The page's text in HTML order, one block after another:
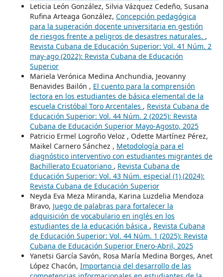
Leticia León González, Silvia Vázquez Cedeño, Susana
Rufina Arteaga González, Concepción pedagógica
para la superación docente universitaria en gestión
de riesgos frente a peligros de desastres naturales. ,
Revista Cubana de Educación Superior: Vol. 41 Núm. 2
may-ago (2022): Revista Cubana de Educación
Superior
Mariela Verónica Medina Anchundia, Jeovanny
Benavides Bailón , El cuento para la comprensión
lectora en los estudiantes de básica elemental de la
escuela Cristóbal Toro Arcentales , Revista Cubana de
Educación Superior: Vol. 44 Núm. 2 (2025): Revista
Cubana de Educación Superior Mayo-Agosto, 2025
Patricio Ermel Logroño Veloz , Odette Martínez Pérez,
Maikel Carnero Sánchez , Metodología para el
diagnóstico interventivo con estudiantes migrantes de
Bachillerato Ecuatoriano , Revista Cubana de
Educación Superior: Vol. 43 Núm. especial (1) (2024):
Revista Cubana de Educación Superior
Neyda Eva Meza Miranda, Karina Luzdelia Mendoza
Bravo, Juego de palabras para fortalecer la
adquisición de vocabulario en inglés en los
estudiantes de la educación básica , Revista Cubana
de Educación Superior: Vol. 44 Núm. 1 (2025): Revista
Cubana de Educación Superior Enero-Abril, 2025
Yanetsi García Savón, Rosa María Medina Borges, Anet
López Chacón, Importancia del desarrollo de las